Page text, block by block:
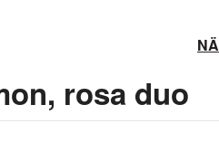
rosa duo